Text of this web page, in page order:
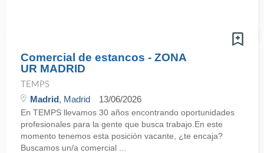
Comercial de estancos - ZONA
UR MADRID
TEMPS
Madrid, Madrid 13/06/2026
En TEMPS llevamos 30 años encontrando oportunidades
profesionales para la gente que busca trabajo.En este
momento tenemos esta posición vacante, ¿te encaja?
Buscamos un/a comercial ...